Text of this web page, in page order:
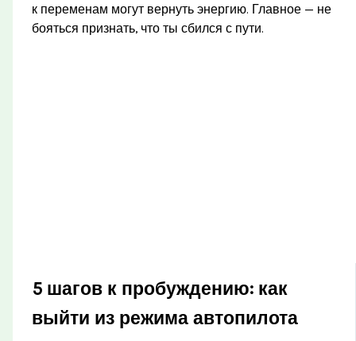
к переменам могут вернуть энергию. Главное — не
бояться признать, что ты сбился с пути.
5 шагов к пробуждению: как
выйти из режима автопилота